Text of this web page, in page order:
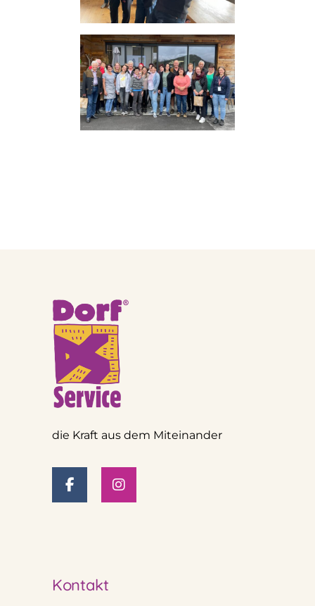
die Kraft aus dem Miteinander
Kontakt